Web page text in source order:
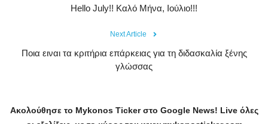
Hello July!! Καλό Μήνα, Ιούλιο!!!
Next Article
Ποια ειναι τα κριτήρια επάρκειας για τη διδασκαλία ξένης
γλώσσας
Ακολούθησε το Mykonos Tickerστο Google News! Liveόλες